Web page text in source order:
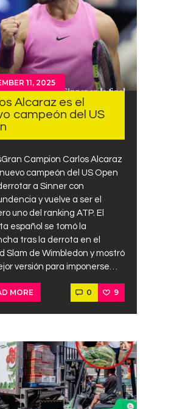
11, 2025
Alcaraz es el
campeón del US
Campion Carlos Alcaraz
campeón del US Open
a Sinner con
y vuelve a ser el
uno del ranking ATP. El
español se tomó la
tras la derrota en el
Slam de Wimbledon y mostró
versión para imponerse…
MORE 0 9